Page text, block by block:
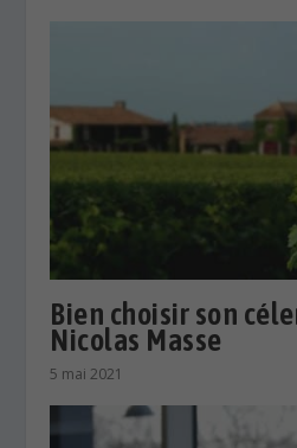
Bien choisir son
Nicolas Masse
5 mai 2021